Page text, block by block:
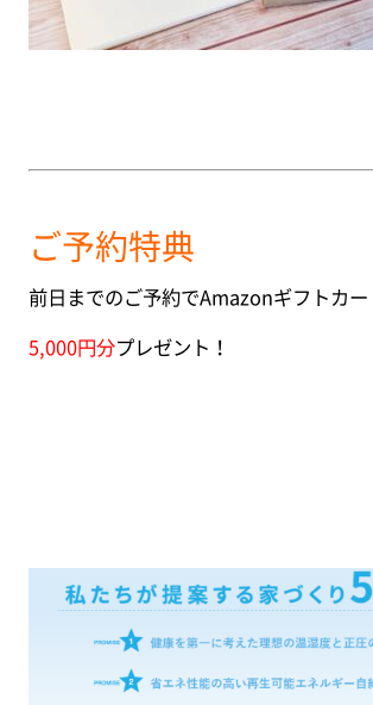
ご予約特典
前日までのご予約でAmazonギフトカー
5,000円分プレゼント！